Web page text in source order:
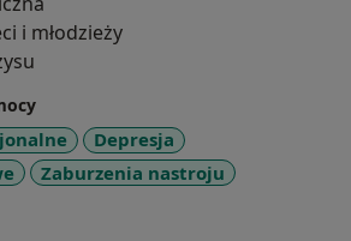
Swoje doświadczenie
w poradni Krajowego Towarzystwa
W swojej pracy staram się
przestrzeń do pracy nad
wolną od oceny, pełną
do przeżywanych problemów.
i młodzieży
Depresja
Zaburzenia nastroju